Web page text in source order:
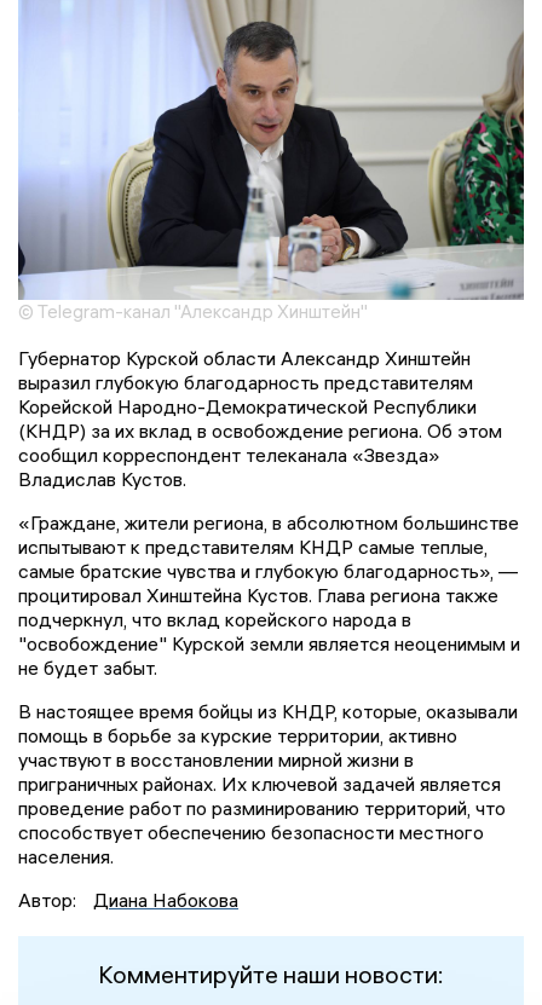
© Telegram-канал "Александр Хинштейн"
Губернатор Курской области Александр Хинштейн
выразил глубокую благодарность представителям
Корейской Народно-Демократической Республики
(КНДР) за их вклад в освобождение региона. Об этом
сообщил корреспондент телеканала «Звезда»
Владислав Кустов.
«Граждане, жители региона, в абсолютном большинстве
испытывают к представителям КНДР самые теплые,
самые братские чувства и глубокую благодарность», —
процитировал Хинштейна Кустов. Глава региона также
подчеркнул, что вклад корейского народа в
"освобождение" Курской земли является неоценимым и
не будет забыт.
В настоящее время бойцы из КНДР, которые, оказывали
помощь в борьбе за курские территории, активно
участвуют в восстановлении мирной жизни в
приграничных районах. Их ключевой задачей является
проведение работ по разминированию территорий, что
способствует обеспечению безопасности местного
населения.
Автор:
Диана Набокова
Комментируйте наши новости: